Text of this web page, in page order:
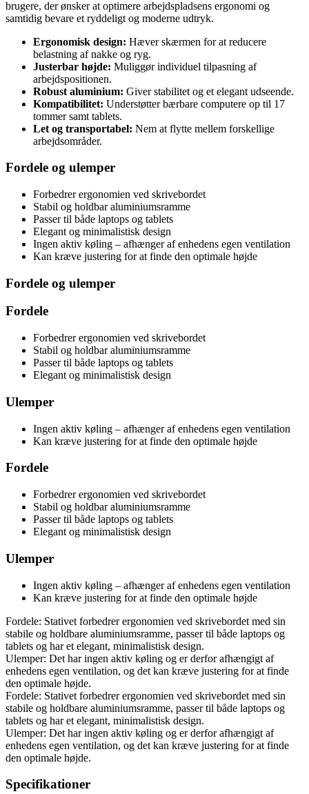
brugere, der ønsker at optimere arbejdspladsens ergonomi og
samtidig bevare et ryddeligt og moderne udtryk.
Ergonomisk design: Hæver skærmen for at reducere
belastning af nakke og ryg.
Justerbar højde: Muliggør individuel tilpasning af
arbejdspositionen.
Robust aluminium: Giver stabilitet og et elegant udseende.
Kompatibilitet: Understøtter bærbare computere op til 17
tommer samt tablets.
Let og transportabel: Nem at flytte mellem forskellige
arbejdsområder.
Fordele og ulemper
Forbedrer ergonomien ved skrivebordet
Stabil og holdbar aluminiumsramme
Passer til både laptops og tablets
Elegant og minimalistisk design
Ingen aktiv køling – afhænger af enhedens egen ventilation
Kan kræve justering for at finde den optimale højde
Fordele og ulemper
Fordele
Forbedrer ergonomien ved skrivebordet
Stabil og holdbar aluminiumsramme
Passer til både laptops og tablets
Elegant og minimalistisk design
Ulemper
Ingen aktiv køling – afhænger af enhedens egen ventilation
Kan kræve justering for at finde den optimale højde
Fordele
Forbedrer ergonomien ved skrivebordet
Stabil og holdbar aluminiumsramme
Passer til både laptops og tablets
Elegant og minimalistisk design
Ulemper
Ingen aktiv køling – afhænger af enhedens egen ventilation
Kan kræve justering for at finde den optimale højde
Fordele: Stativet forbedrer ergonomien ved skrivebordet med sin
stabile og holdbare aluminiumsramme, passer til både laptops og
tablets og har et elegant, minimalistisk design.
Ulemper: Det har ingen aktiv køling og er derfor afhængigt af
enhedens egen ventilation, og det kan kræve justering for at finde
den optimale højde.
Fordele: Stativet forbedrer ergonomien ved skrivebordet med sin
stabile og holdbare aluminiumsramme, passer til både laptops og
tablets og har et elegant, minimalistisk design.
Ulemper: Det har ingen aktiv køling og er derfor afhængigt af
enhedens egen ventilation, og det kan kræve justering for at finde
den optimale højde.
Specifikationer